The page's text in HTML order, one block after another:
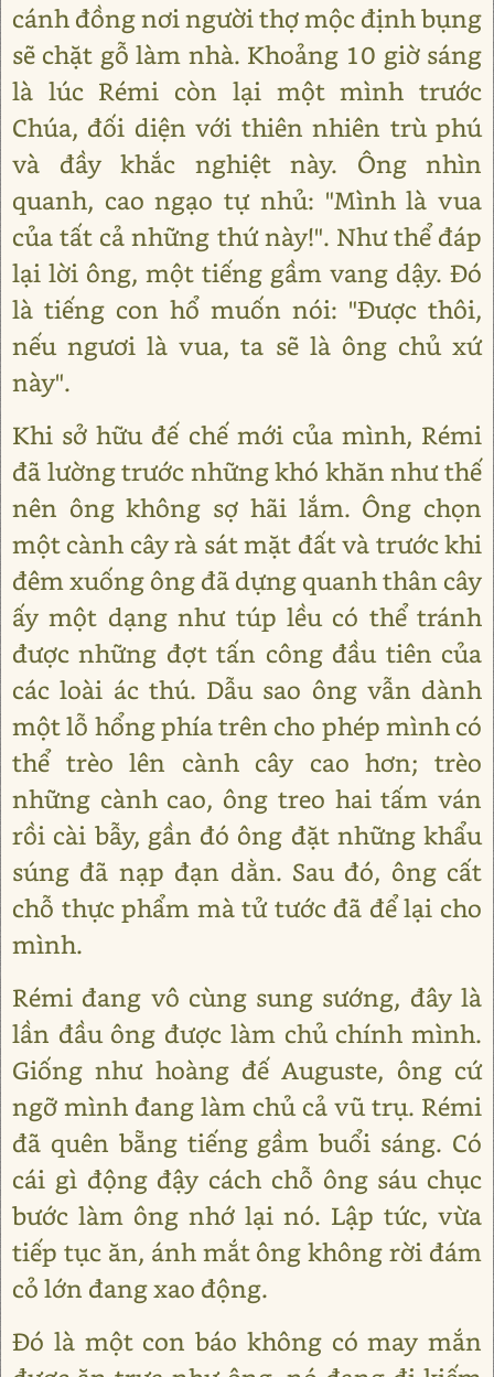
cánh đồng nơi người thợ mộc định bụng
sẽ chặt gỗ làm nhà. Khoảng 10 giờ sáng
là lúc Rémi còn lại một mình trước
Chúa, đối diện với thiên nhiên trù phú
và đầy khắc nghiệt này. Ông nhìn
quanh, cao ngạo tự nhủ: "Mình là vua
của tất cả những thứ này!". Như thể đáp
lại lời ông, một tiếng gầm vang dậy. Đó
là tiếng con hổ muốn nói: "Được thôi,
nếu ngươi là vua, ta sẽ là ông chủ xứ
này".
Khi sở hữu đế chế mới của mình, Rémi
đã lường trước những khó khăn như thế
nên ông không sợ hãi lắm. Ông chọn
một cành cây rà sát mặt đất và trước khi
đêm xuống ông đã dựng quanh thân cây
ấy một dạng như túp lều có thể tránh
được những đợt tấn công đầu tiên của
các loài ác thú. Dẫu sao ông vẫn dành
một lỗ hổng phía trên cho phép mình có
thể trèo lên cành cây cao hơn; trèo
những cành cao, ông treo hai tấm ván
rồi cài bẫy, gần đó ông đặt những khẩu
súng đã nạp đạn dằn. Sau đó, ông cất
chỗ thực phẩm mà tử tước đã để lại cho
mình.
Rémi đang vô cùng sung sướng, đây là
lần đầu ông được làm chủ chính mình.
Giống như hoàng đế Auguste, ông cứ
ngỡ mình đang làm chủ cả vũ trụ. Rémi
đã quên bẵng tiếng gầm buổi sáng. Có
cái gì động đậy cách chỗ ông sáu chục
bước làm ông nhớ lại nó. Lập tức, vừa
tiếp tục ăn, ánh mắt ông không rời đám
cỏ lớn đang xao động.
Đó là một con báo không có may mắn